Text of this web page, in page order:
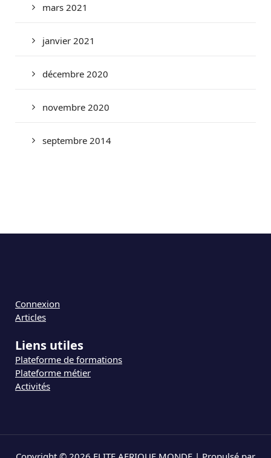
mars 2021
janvier 2021
décembre 2020
novembre 2020
septembre 2014
Connexion
Articles
Liens utiles
Plateforme de formations
Plateforme métier
Activités